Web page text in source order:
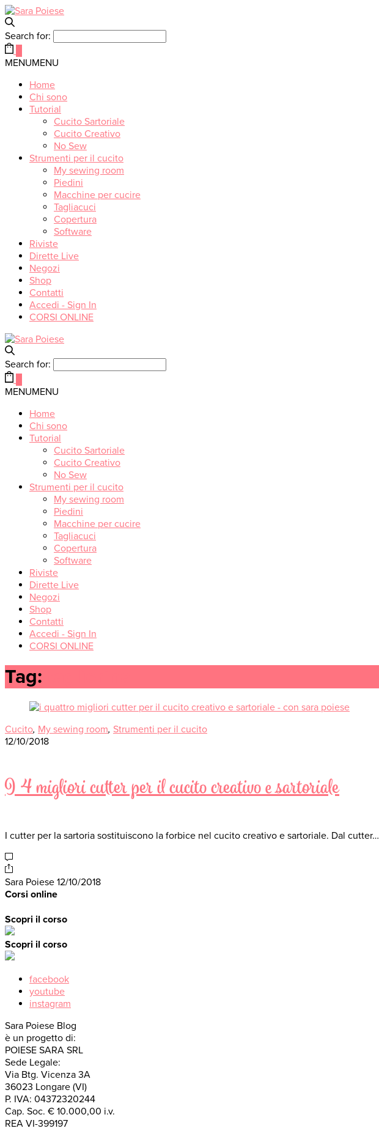
Search for:
MENUMENU
Home
Chi sono
Tutorial
Cucito Sartoriale
Cucito Creativo
No Sew
Strumenti per il cucito
My sewing room
Piedini
Macchine per cucire
Tagliacuci
Copertura
Software
Riviste
Dirette Live
Negozi
Shop
Contatti
Accedi - Sign In
CORSI ONLINE
Search for:
MENUMENU
Home
Chi sono
Tutorial
Cucito Sartoriale
Cucito Creativo
No Sew
Strumenti per il cucito
My sewing room
Piedini
Macchine per cucire
Tagliacuci
Copertura
Software
Riviste
Dirette Live
Negozi
Shop
Contatti
Accedi - Sign In
CORSI ONLINE
Tag:
Cucito, My sewing room, Strumenti per il cucito
12/10/2018
I 4 migliori cutter per il cucito creativo e sartoriale
I cutter per la sartoria sostituiscono la forbice nel cucito creativo e sartoriale. Dal cutter…
Sara Poiese 12/10/2018
Corsi online
Scopri il corso
Scopri il corso
facebook
youtube
instagram
Sara Poiese Blog
è un progetto di:
POIESE SARA SRL
Sede Legale:
Via Btg. Vicenza 3A
36023 Longare (VI)
P. IVA: 04372320244
Cap. Soc. € 10.000,00 i.v.
REA VI-399197